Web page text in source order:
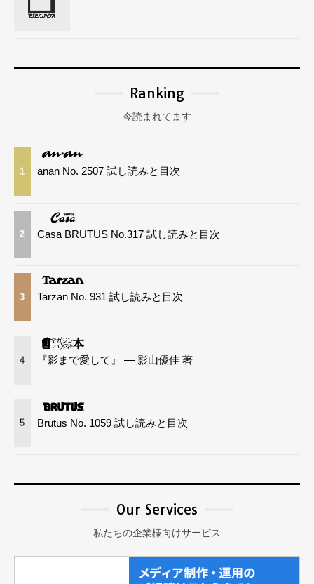
Ranking
今読まれてます
1 anan No. 2507 試し読みと目次
2 Casa BRUTUS No.317 試し読みと目次
3 Tarzan No. 931 試し読みと目次
4 『影まで愛して』 — 影山優佳 著
5 Brutus No. 1059 試し読みと目次
Our Services
私たちの企業様向けサービス